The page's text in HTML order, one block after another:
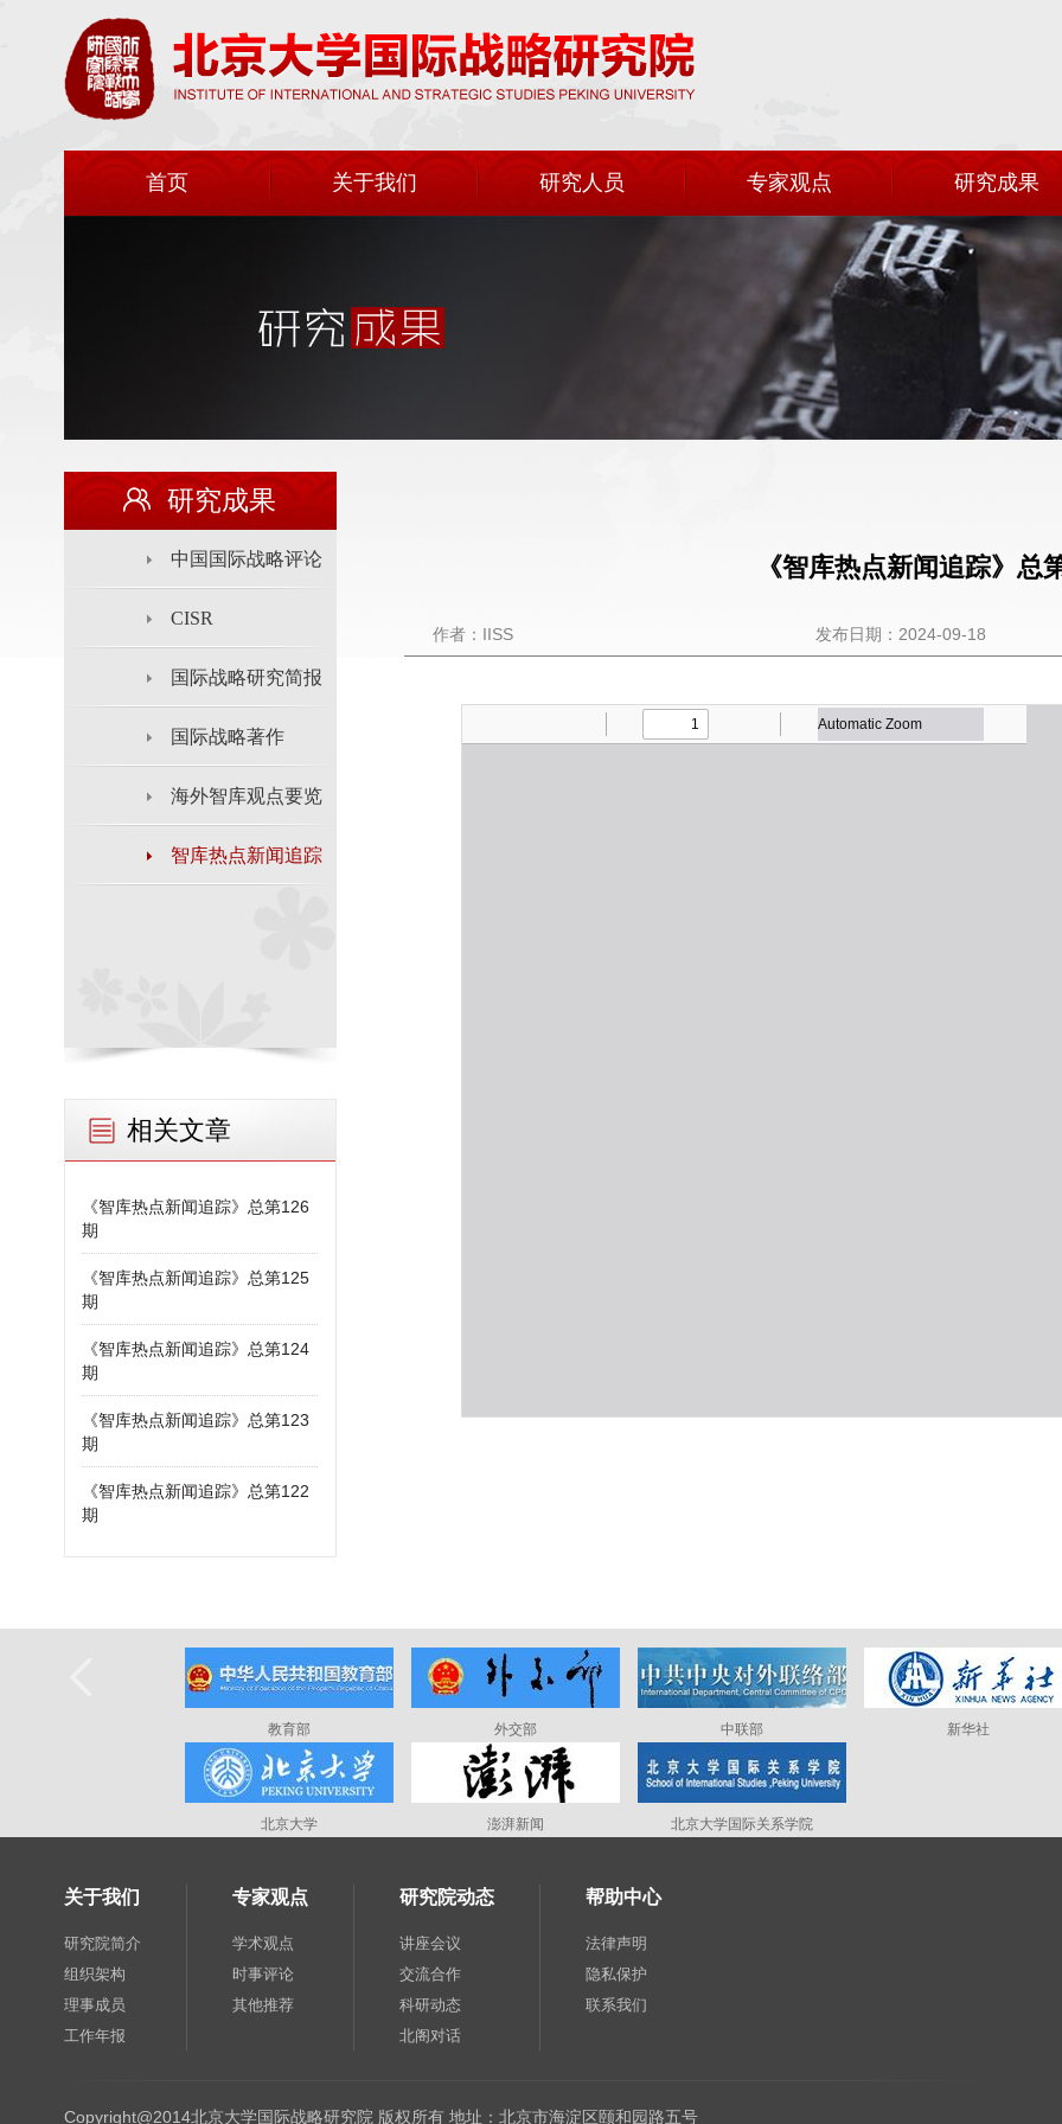
首页 关于我们 研究人员 专家观点 研究成果
研究成果
中国国际战略评论
CISR
国际战略研究简报
国际战略著作
海外智库观点要览
智库热点新闻追踪
相关文章
《智库热点新闻追踪》总第126
期
《智库热点新闻追踪》总第125
期
《智库热点新闻追踪》总第124
期
《智库热点新闻追踪》总第123
期
《智库热点新闻追踪》总第122
期
《智库热点新闻追踪》总
作者：IISS 发布日期：2024-09-18
教育部 外交部 中联部 新华社
北京大学 澎湃新闻 北京大学国际关系学院
关于我们
研究院简介
组织架构
理事成员
工作年报
专家观点
学术观点
时事评论
其他推荐
研究院动态
讲座会议
交流合作
科研动态
北阁对话
帮助中心
法律声明
隐私保护
联系我们
Copyright@2014北京大学国际战略研究院 版权所有 地址：北京市海淀区颐和园路五号